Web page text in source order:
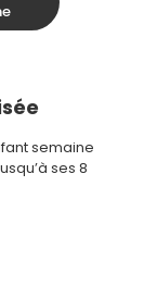
semaine
ses 8